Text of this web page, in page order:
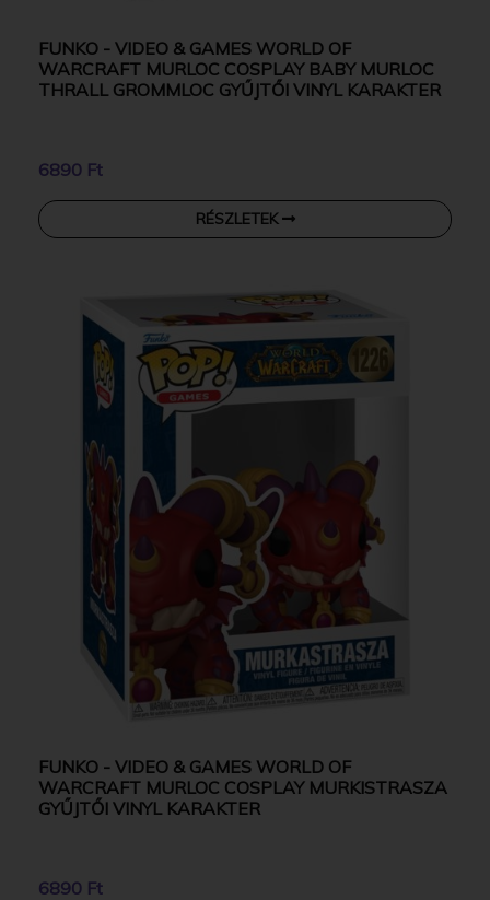
FUNKO - VIDEO & GAMES WORLD OF
WARCRAFT MURLOC COSPLAY BABY MURLOC
THRALL GROMMLOC GYŰJTŐI VINYL KARAKTER
6890 Ft
RÉSZLETEK
FUNKO - VIDEO & GAMES WORLD OF
WARCRAFT MURLOC COSPLAY MURKISTRASZA
GYŰJTŐI VINYL KARAKTER
6890 Ft